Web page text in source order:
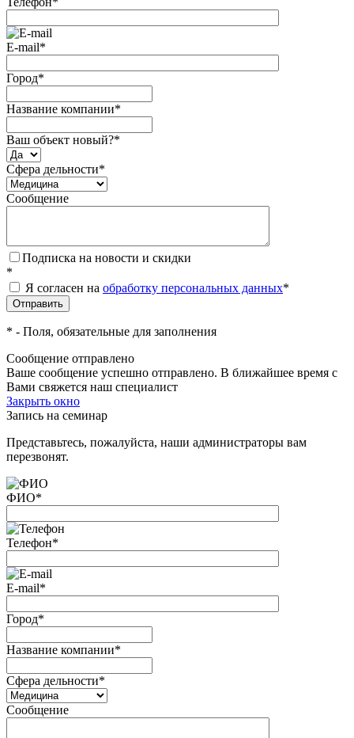
E-mail*
Город*
Название компании*
Ваш объект новый?*
Сфера дельности*
Сообщение
Подписка на новости и скидки
*
Я согласен на обработку персональных данных*
* - Поля, обязательные для заполнения
Сообщение отправлено
Ваше сообщение успешно отправлено. В ближайшее время с
Вами свяжется наш специалист
Закрыть окно
Запись на семинар
Представьтесь, пожалуйста, наши администраторы вам
перезвонят.
ФИО*
Телефон*
E-mail*
Город*
Название компании*
Сфера дельности*
Сообщение